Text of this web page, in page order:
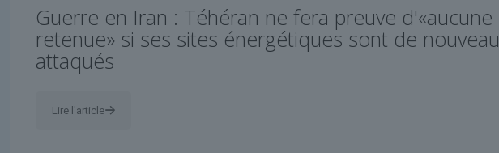
Guerre en Iran : Téhéran ne fera preuve d'«aucune
retenue» si ses sites énergétiques sont de nouveau
attaqués
Lire l'article